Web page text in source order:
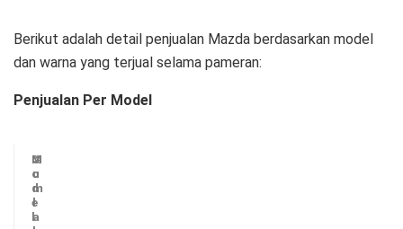
Berikut adalah detail penjualan Mazda berdasarkan model
dan warna yang terjual selama pameran:
Penjualan Per Model
M
o
d
e
l
J
u
m
l
a
%